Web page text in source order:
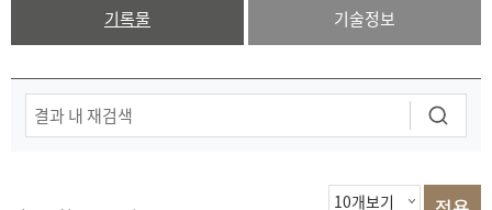
기록물 기술정보